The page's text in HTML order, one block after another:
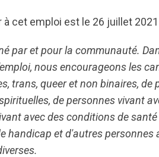
cet emploi est le 26 juillet
par et pour la communauté.
nous encourageons les
trans, queer et non binaires,
de personnes vivant
avec des conditions de
handicap et d'autres personnes